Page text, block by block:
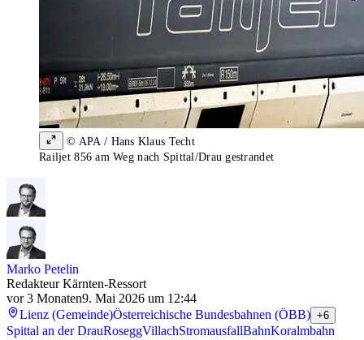
© APA / Hans Klaus Techt
Railjet 856 am Weg nach Spittal/Drau gestrandet
Marko Petelin
Redakteur Kärnten-Ressort
vor 3 Monaten9. Mai 2026 um 12:44
Lienz (Gemeinde)Österreichische Bundesbahnen (ÖBB) +6
Spittal an der DrauRoseggVillachStromausfallBahnKoralmbahn